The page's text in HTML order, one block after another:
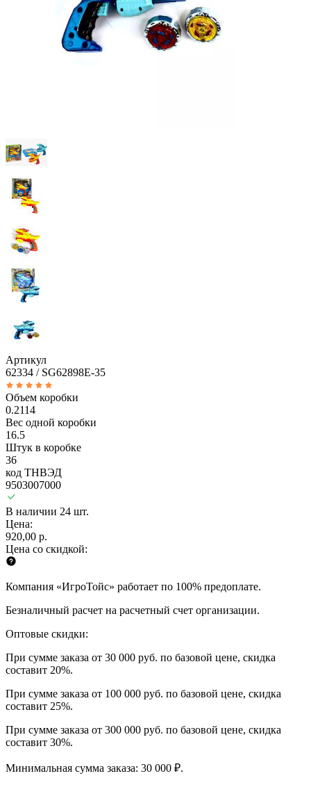
Артикул
62334 / SG62898E-35
Объем коробки
0.2114
Вес одной коробки
16.5
Штук в коробке
36
код ТНВЭД
9503007000
В наличии 24 шт.
Цена:
920,00 р.
Цена со скидкой:
Компания «ИгроТойс» работает по 100% предоплате.
Безналичный расчет на расчетный счет организации.
Оптовые скидки:
При сумме заказа от 30 000 руб. по базовой цене, скидка
составит 20%.
При сумме заказа от 100 000 руб. по базовой цене, скидка
составит 25%.
При сумме заказа от 300 000 руб. по базовой цене, скидка
составит 30%.
Минимальная сумма заказа: 30 000 ₽.